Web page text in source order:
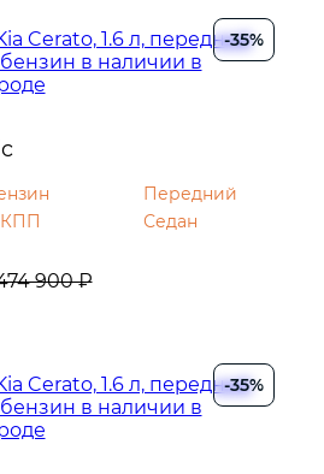
-35%
Передний
Седан
900 ₽
-35%